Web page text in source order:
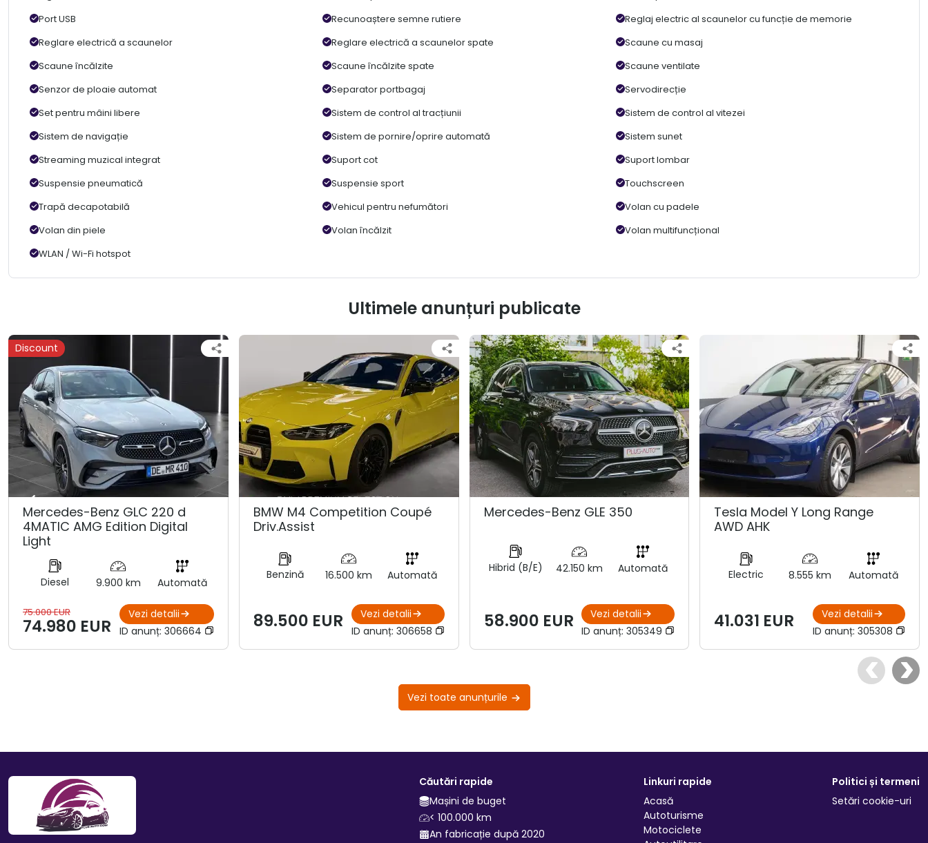
Port USB
Recunoaștere semne rutiere
Reglaj electric al scaunelor cu funcție de memorie
Reglare electrică a scaunelor
Reglare electrică a scaunelor spate
Scaune cu masaj
Scaune încălzite
Scaune încălzite spate
Scaune ventilate
Senzor de ploaie automat
Separator portbagaj
Servodirecție
Set pentru mâini libere
Sistem de control al tracțiunii
Sistem de control al vitezei
Sistem de navigație
Sistem de pornire/oprire automată
Sistem sunet
Streaming muzical integrat
Suport cot
Suport lombar
Suspensie pneumatică
Suspensie sport
Touchscreen
Trapă decapotabilă
Vehicul pentru nefumători
Volan cu padele
Volan din piele
Volan încălzit
Volan multifuncțional
WLAN / Wi-Fi hotspot
Ultimele anunțuri publicate
Discount
Mercedes-Benz GLC 220 d
4MATIC AMG Edition Digital
Light
Diesel 9.900 km Automată
75.000 EUR
74.980 EUR
Vezi detalii
ID anunț: 306664
BMW M4 Competition Coupé
Driv.Assist
Benzină 16.500 km Automată
89.500 EUR
Vezi detalii
ID anunț: 306658
Mercedes-Benz GLE 350
Hibrid (B/E) 42.150 km Automată
58.900 EUR
Vezi detalii
ID anunț:305349
Tesla Model Y Long Range
AWD AHK
Electric 8.555 km Automată
41.031 EUR
Vezi detalii
ID anunț: 305308
Vezi toate anunțurile
Căutări rapide
Mașini de buget
< 100.000 km
An fabricație după 2020
Linkuri rapide
Acasă
Autoturisme
Motociclete
Politici și termeni
Setări cookie-uri